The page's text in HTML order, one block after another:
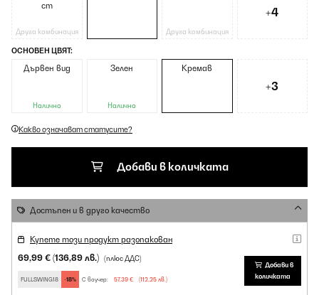
cm
Друга комбинация Друга комбинация
+4
ОСНОВЕН ЦВЯТ:
Дървен вид
Налично
Зелен
Налично
Кремав
+3
Какво означават статусите?
Добави в количката
Достъпен и в друго качество
Купете този продукт разопакован
69,99 € (136,89 лв.) (плюс ДДС)
FULLSWING18 -18% С ваучер: 57,39 € (112,25 лв.)
Добави в
количката